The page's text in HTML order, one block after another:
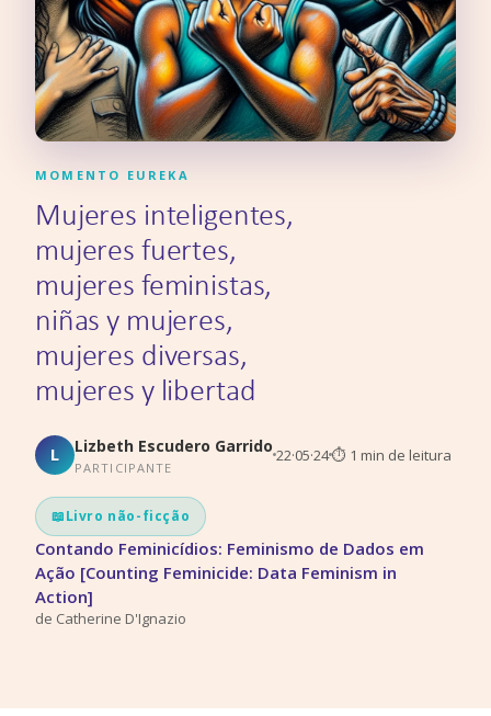
MOMENTO EUREKA
Mujeres inteligentes,
mujeres fuertes,
mujeres feministas,
niñas y mujeres,
mujeres diversas,
mujeres y libertad
L Lizbeth Escudero Garrido
PARTICIPANTE
22·05·24⏱ 1 min de leitura
📖Livro não-ficção
Contando Feminicídios: Feminismo de Dados em
Ação [Counting Feminicide: Data Feminism in
Action]
de Catherine D'Ignazio